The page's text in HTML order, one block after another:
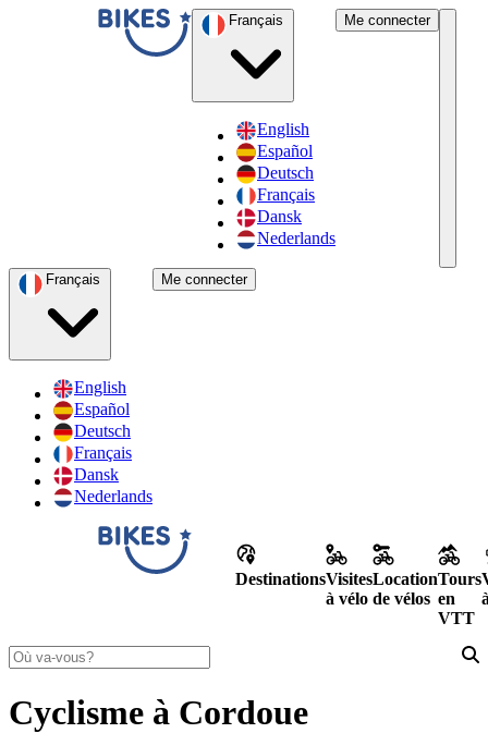
English
Español
Deutsch
Français
Dansk
Nederlands
Me connecter
English
Español
Deutsch
Français
Dansk
Nederlands
Me connecter
DestinationsVisites
à vélo
Location
de vélos
Tours
en
VTT
Cyclisme à Cordoue